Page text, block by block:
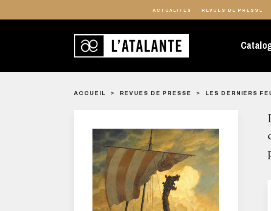
ACTUALITÉS REVUES DE PRESSE
ACCUEIL REVUES DE PRESSE LES DERNIERS